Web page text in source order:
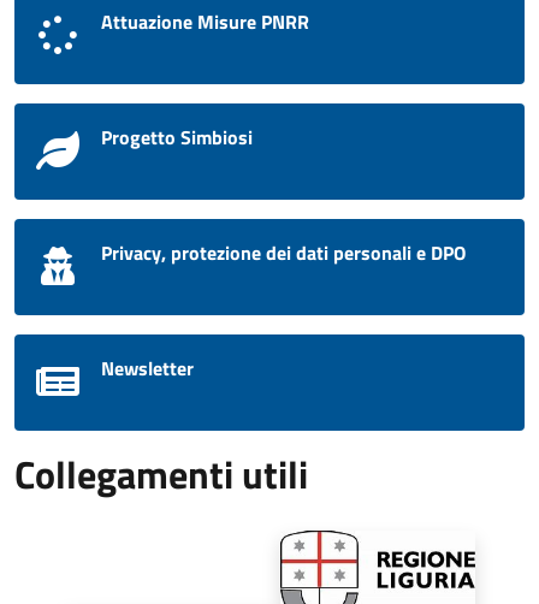
Attuazione Misure PNRR
Progetto Simbiosi
Privacy, protezione dei dati personali e DPO
Newsletter
Collegamenti utili